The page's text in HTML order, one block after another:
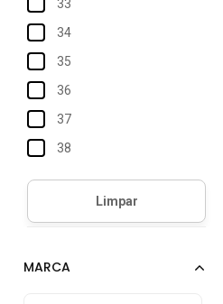
33
34
35
36
37
38
39
42